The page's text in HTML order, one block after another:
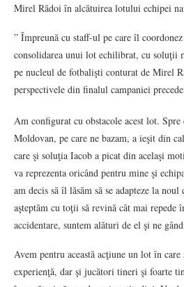
Mirel Rădoi în alcătuirea lotului echipei
” Împreună cu staff-ul pe care îl
consolidarea unui lot echilibrat, cu soluţii
pe nucleul de fotbalişti conturat de Mirel
perspectivele din finalul campaniei
Am configurat cu obstacole acest lot.
Moldovan, pe care ne bazam, a ieşit din
care şi soluţia Iacob a picat din acelaşi
va reprezenta oricând pentru mine şi
am decis să îl lăsăm să se adapteze la
aşteptăm cu toţii să revină cât mai
accidentare, suntem alături de el şi ne
Avem pentru această acţiune un lot în
experienţă, dar şi jucători tineri şi foarte